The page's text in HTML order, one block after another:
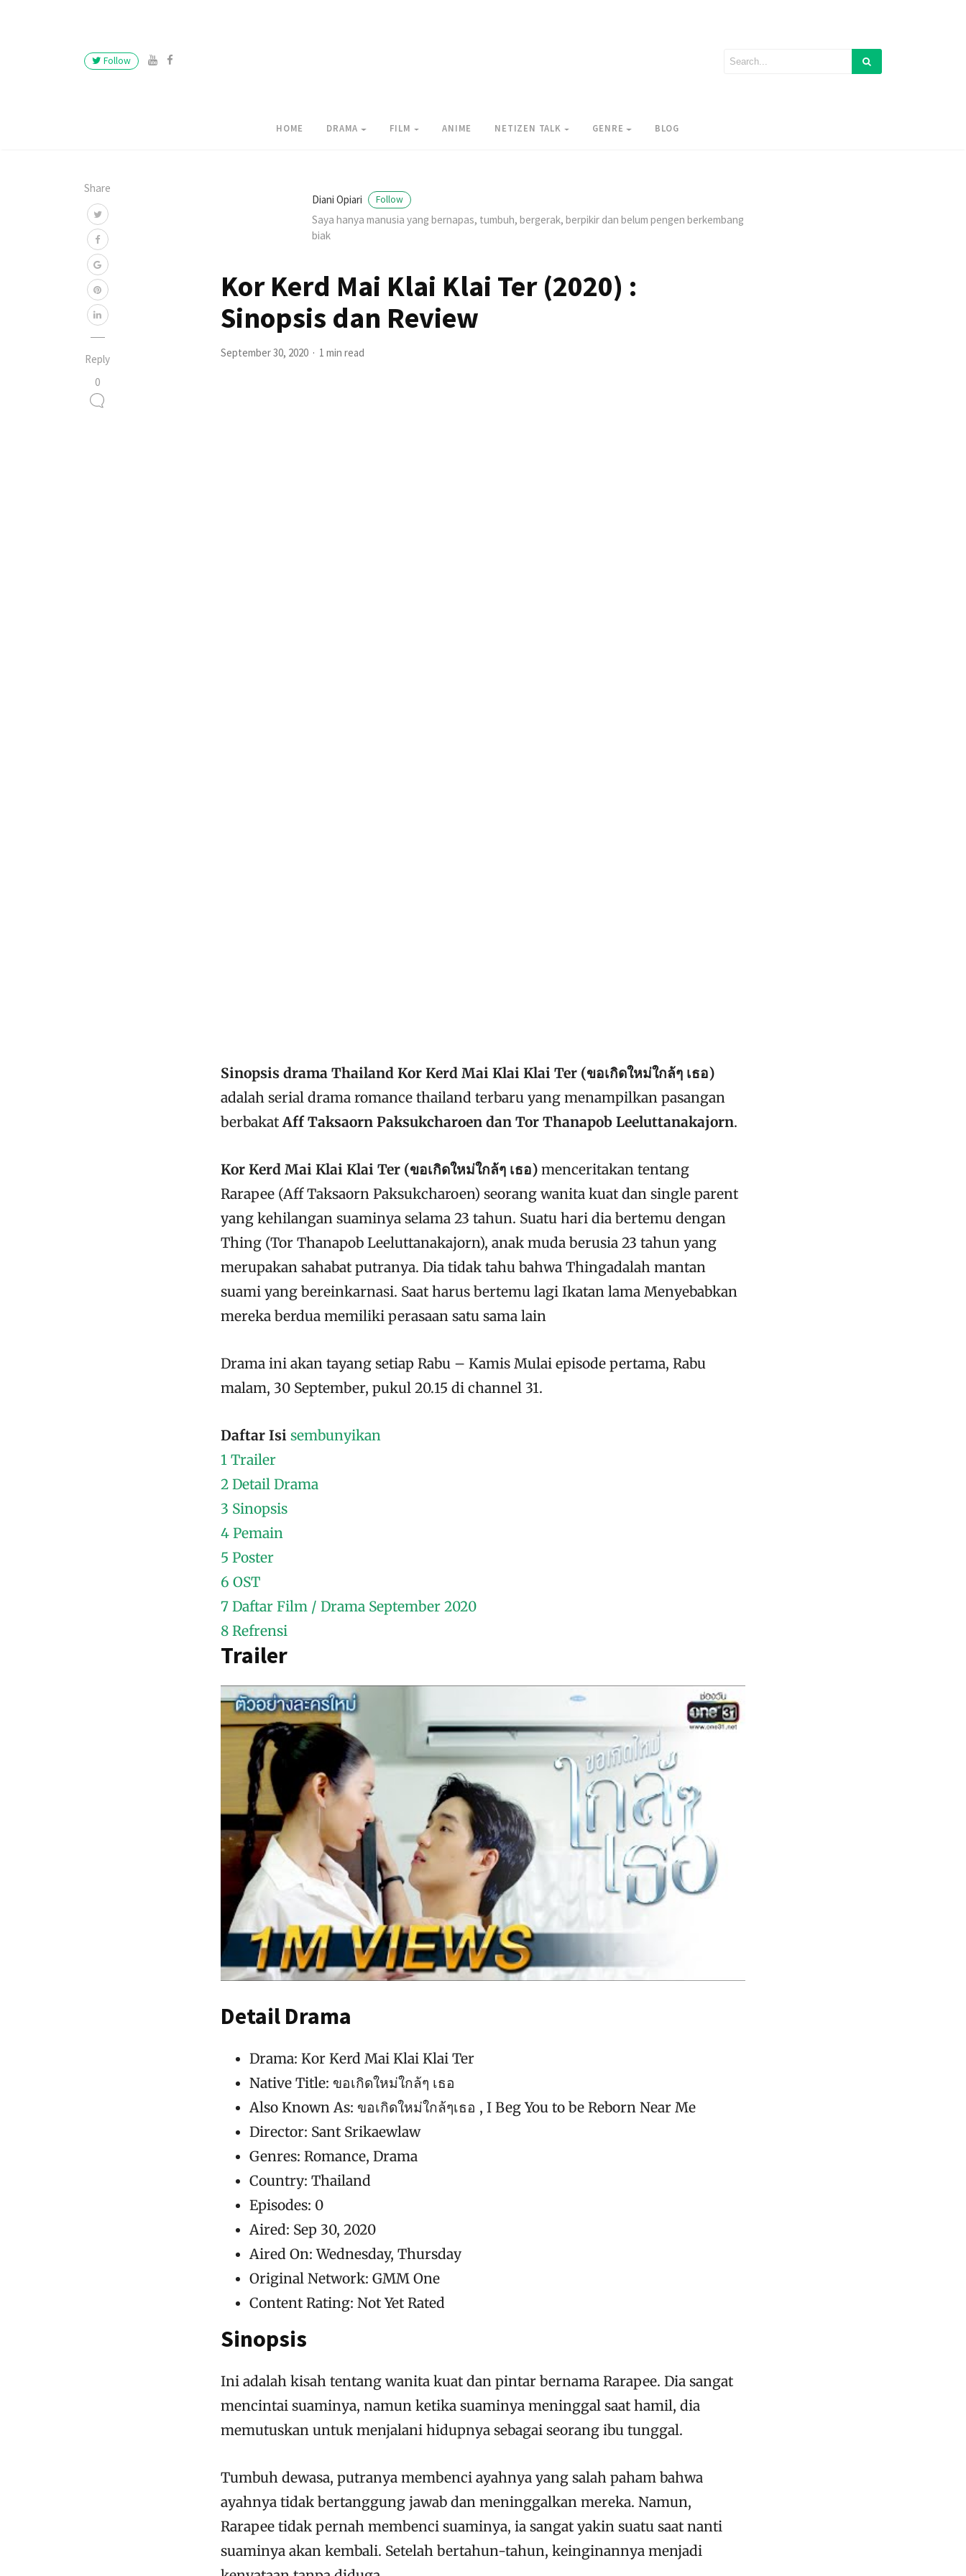
Follow
HOME DRAMA FILM ANIME NETIZEN TALK GENRE BLOG
Share
Reply
0
Diani Opiari Follow
Saya hanya manusia yang bernapas, tumbuh, bergerak, berpikir dan belum pengen berkembang
biak
Kor Kerd Mai Klai Klai Ter (2020) :
Sinopsis dan Review
September 30, 2020 1 min read
Sinopsis drama Thailand Kor Kerd Mai Klai Klai Ter (ขอเกิดใหม่ใกล้ๆ เธอ)
adalah serial drama romance thailand terbaru yang menampilkan pasangan
berbakatAff Taksaorn Paksukcharoen dan Tor Thanapob Leeluttanakajorn.
Kor Kerd Mai Klai Klai Ter (ขอเกิดใหม่ใกล้ๆ เธอ) menceritakan tentang
Rarapee (Aff Taksaorn Paksukcharoen) seorang wanita kuat dan single parent
yang kehilangan suaminya selama 23 tahun. Suatu hari dia bertemu dengan
Thing (Tor Thanapob Leeluttanakajorn), anak muda berusia 23 tahun yang
merupakan sahabat putranya. Dia tidak tahu bahwa Thingadalah mantan
suami yang bereinkarnasi. Saat harus bertemu lagi Ikatan lama Menyebabkan
mereka berdua memiliki perasaan satu sama lain
Drama ini akan tayang setiap Rabu – Kamis Mulai episode pertama, Rabu
malam, 30 September, pukul 20.15 di channel 31.
Daftar Isi sembunyikan
1 Trailer
2 Detail Drama
3 Sinopsis
4 Pemain
5 Poster
6 OST
7 Daftar Film / Drama September 2020
8 Refrensi
Trailer
Detail Drama
Drama: Kor Kerd Mai Klai Klai Ter
Native Title: ขอเกิดใหม่ใกล้ๆ เธอ
Also Known As: ขอเกิดใหม่ใกล้ๆเธอ , I Beg You to be Reborn Near Me
Director: Sant Srikaewlaw
Genres: Romance, Drama
Country: Thailand
Episodes: 0
Aired: Sep 30, 2020
Aired On: Wednesday, Thursday
Original Network: GMM One
Content Rating: Not Yet Rated
Sinopsis
Ini adalah kisah tentang wanita kuat dan pintar bernama Rarapee. Dia sangat
mencintai suaminya, namun ketika suaminya meninggal saat hamil, dia
memutuskan untuk menjalani hidupnya sebagai seorang ibu tunggal.
Tumbuh dewasa, putranya membenci ayahnya yang salah paham bahwa
ayahnya tidak bertanggung jawab dan meninggalkan mereka. Namun,
Rarapee tidak pernah membenci suaminya, ia sangat yakin suatu saat nanti
suaminya akan kembali. Setelah bertahun-tahun, keinginannya menjadi